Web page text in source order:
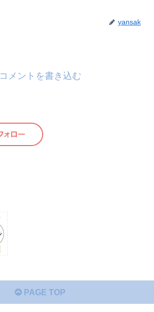
yansak
コメントを書き込む
PAGE TOP